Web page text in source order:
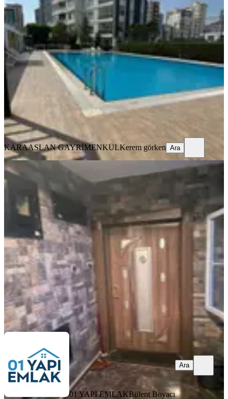
Havuzlu Güvenlikli Sitede Çok Geniş
Ömer Bayram Yapımı 1+1 Satılık
Daire
Seyhan, Gürselpaşa Mahallesi
1+1
60 m² 07.08.2026
4.750.000 ₺
KARAASLAN GAYRİMENKULKerem görken
Ara
KARAASLAN GAYRİMENKULKerem görken Ara
YENİ
Sattılık Mavibulvarda Şehitler
Parkında Kafa Daire 1ci Sınıf
Mazeme Lüx Daire
Seyhan, Yeşilyurt Mahallesi
3+1· 185 m² ·8. Kat · 07.08.2026
6.000.000 ₺
01 YAPI EMLAK Bülent Boyacı
Ara
01 YAPI EMLAKBülent Boyacı
Ara